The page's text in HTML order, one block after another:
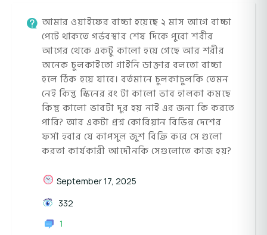
আমার ওয়াইফের বাচ্চা হয়েছে ২ মাস আগে বাচ্চা
পেটে থাকতে গর্ভবস্থার শেষ দিকে পুরো শরীর
আগের থেকে একটু কালো হয়ে গেছে আর শরীর
অনেক চুলকাইতো গাইনি ডাক্তার বলতো বাচ্চা
হলে ঠিক হয়ে যাবে। বর্তমানে চুলকাচুলকি তেমন
নেই কিন্তু স্কিনের রং টা কালো ভাব হালকা কমছে
কিন্তু কালো ভাবটা দুর হয় নাই এর জন্য কি করতে
পারি? আর একটা প্রশ্ন কোরিয়ান বিভিন্ন দেশের
ফর্সা হবার যে কাপসুল জুশ বিক্রি করে সে গুলো
করতা কার্যকারী আদৌনকি সেগুলোতে কাজ হয়?
September 17, 2025
332
1